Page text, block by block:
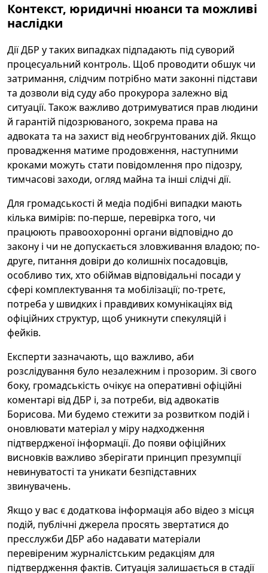
Контекст, юридичні нюанси та можливі
наслідки
Дії ДБР у таких випадках підпадають під суворий
процесуальний контроль. Щоб проводити обшук чи
затримання, слідчим потрібно мати законні підстави
та дозволи від суду або прокурора залежно від
ситуації. Також важливо дотримуватися прав людини
й гарантій підозрюваного, зокрема права на
адвоката та на захист від необгрунтованих дій. Якщо
провадження матиме продовження, наступними
кроками можуть стати повідомлення про підозру,
тимчасові заходи, огляд майна та інші слідчі дії.
Для громадськості й медіа подібні випадки мають
кілька вимірів: по-перше, перевірка того, чи
працюють правоохоронні органи відповідно до
закону і чи не допускається зловживання владою; по-
друге, питання довіри до колишніх посадовців,
особливо тих, хто обіймав відповідальні посади у
сфері комплектування та мобілізації; по-третє,
потреба у швидких і правдивих комунікаціях від
офіційних структур, щоб уникнути спекуляцій і
фейків.
Експерти зазначають, що важливо, аби
розслідування було незалежним і прозорим. Зі свого
боку, громадськість очікує на оперативні офіційні
коментарі від ДБР і, за потреби, від адвокатів
Борисова. Ми будемо стежити за розвитком подій і
оновлювати матеріал у міру надходження
підтвердженої інформації. До появи офіційних
висновків важливо зберігати принцип презумпції
невинуватості та уникати безпідставних
звинувачень.
Якщо у вас є додаткова інформація або відео з місця
подій, публічні джерела просять звертатися до
пресслужби ДБР або надавати матеріали
перевіреним журналістським редакціям для
підтвердження фактів. Ситуація залишається в стадії